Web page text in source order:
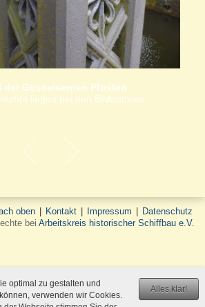
der Gusseisernen Pfosten
liegen bei den Bildautoren
oben Kontakt Impressum
Datenschutz
bei Arbeitskreis historischer Schiffbau e.V.
Alles klar!
optimal zu gestalten und
verwenden wir Cookies.